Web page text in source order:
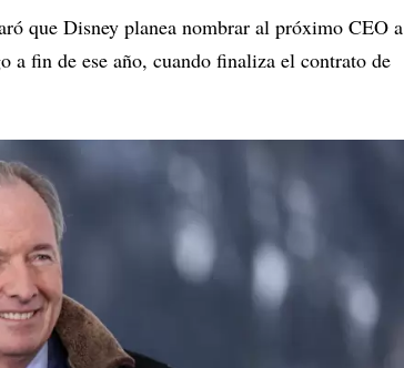
que Disney planea nombrar al próximo CEO a
a fin de ese año, cuando finaliza el contrato de